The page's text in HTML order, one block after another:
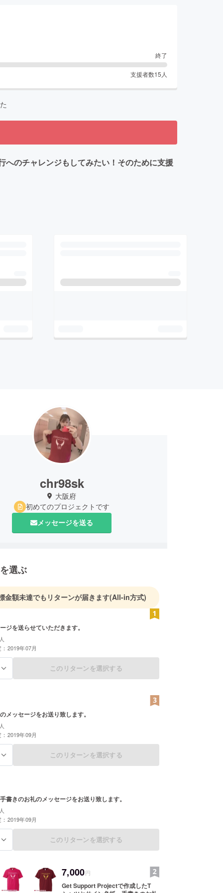
終了
支援者数15 人
へのチャレンジもしてみたい！そのために支援
chr98sk
大阪府
初めてのプロジェクトです
メッセージを送る
選ぶ
金額未達でもリターンが届きます(All-in方式)
ジを送らせていただきます。
2019年07月
このリターンを選択する
メッセージをお送り致します。
2019年09月
このリターンを選択する
書きのお礼のメッセージをお送り致します。
2019年09月
このリターンを選択する
7,000円
Get Support Projectで作成したT